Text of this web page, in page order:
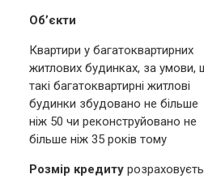
Об’єкти
Квартири у багатоквартирних
житлових будинках, за умови,
такі багатоквартирні житлові
будинки збудовано не більше
ніж 50 чи реконструйовано не
більше ніж 35 років тому
Розмір кредиту